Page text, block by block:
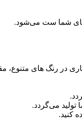
شما ست می‌شود.
آبکاری در رنگ های
تولید می‌گردد.
کنید.